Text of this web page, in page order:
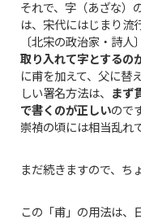
それで、字（あざな）
は、宋代にはじまり流
〔北宋の政治家・詩
取り入れて字とするの
に甫を加えて、父に替
しい署名方法は、 まず
で書くのが正しいので
崇禎の頃には相当乱れ
まだ続きますので、ち
この「甫」の用法は、